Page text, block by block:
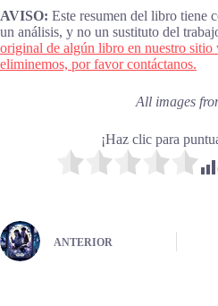
AVISO: Este resumen del libro tiene
un análisis, y no un sustituto del
original de algún libro en nuestro sitio
eliminemos, por favor contáctanos.
All images
¡Haz clic para
ANTERIOR